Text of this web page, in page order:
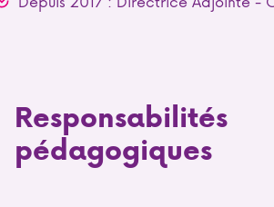
Responsabilités
pédagogiques